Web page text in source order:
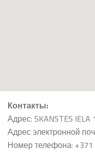
Контакты:
Адрес: SKANSTES IELA
Адрес электронной
Номер телефона: